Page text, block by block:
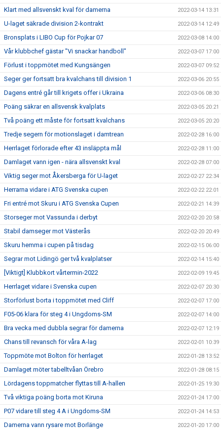
Klart med allsvenskt kval för damerna 2022-03-14 13:31
U-laget säkrade division 2-kontrakt 2022-03-14 12:49
Bronsplats i LIBO Cup för Pojkar 07 2022-03-08 14:00
Vår klubbchef gästar "Vi snackar handboll" 2022-03-07 17:00
Förlust i toppmötet med Kungsängen 2022-03-07 09:52
Seger ger fortsatt bra kvalchans till division 1 2022-03-06 20:55
Dagens entré går till krigets offer i Ukraina 2022-03-06 08:30
Poäng säkrar en allsvensk kvalplats 2022-03-05 20:21
Två poäng ett måste för fortsatt kvalchans 2022-03-05 20:20
Tredje segern för motionslaget i damtrean 2022-02-28 16:00
Herrlaget förlorade efter 43 insläppta mål 2022-02-28 11:00
Damlaget vann igen - nära allsvenskt kval 2022-02-28 07:00
Viktig seger mot Åkersberga för U-laget 2022-02-27 22:34
Herrarna vidare i ATG Svenska cupen 2022-02-22 22:01
Fri entré mot Skuru i ATG Svenska Cupen 2022-02-21 14:39
Storseger mot Vassunda i derbyt 2022-02-20 20:58
Stabil damseger mot Västerås 2022-02-20 20:49
Skuru hemma i cupen på tisdag 2022-02-15 06:00
Segrar mot Lidingö ger två kvalplatser 2022-02-14 15:40
[Viktigt] Klubbkort vårtermin-2022 2022-02-09 19:45
Herrlaget vidare i Svenska cupen 2022-02-07 20:30
Storförlust borta i toppmötet med Cliff 2022-02-07 17:00
F05-06 klara för steg 4 i Ungdoms-SM 2022-02-07 14:00
Bra vecka med dubbla segrar för damerna 2022-02-07 12:19
Chans till revansch för våra A-lag 2022-02-01 10:39
Toppmöte mot Bolton för herrlaget 2022-01-28 13:52
Damlaget möter tabelltvåan Örebro 2022-01-28 08:15
Lördagens toppmatcher flyttas till A-hallen 2022-01-25 19:30
Två viktiga poäng borta mot Kiruna 2022-01-24 17:00
P07 vidare till steg 4 A i Ungdoms-SM 2022-01-24 14:53
Damerna vann rysare mot Borlänge 2022-01-20 17:00